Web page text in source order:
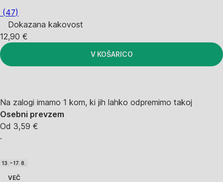
(47)
Dokazana kakovost
12,90 €
V KOŠARICO
Na zalogi imamo 1 kom, ki jih lahko odpremimo takoj
Osebni prevzem
Od 3,59 €
·
13. – 17. 8.
VEČ